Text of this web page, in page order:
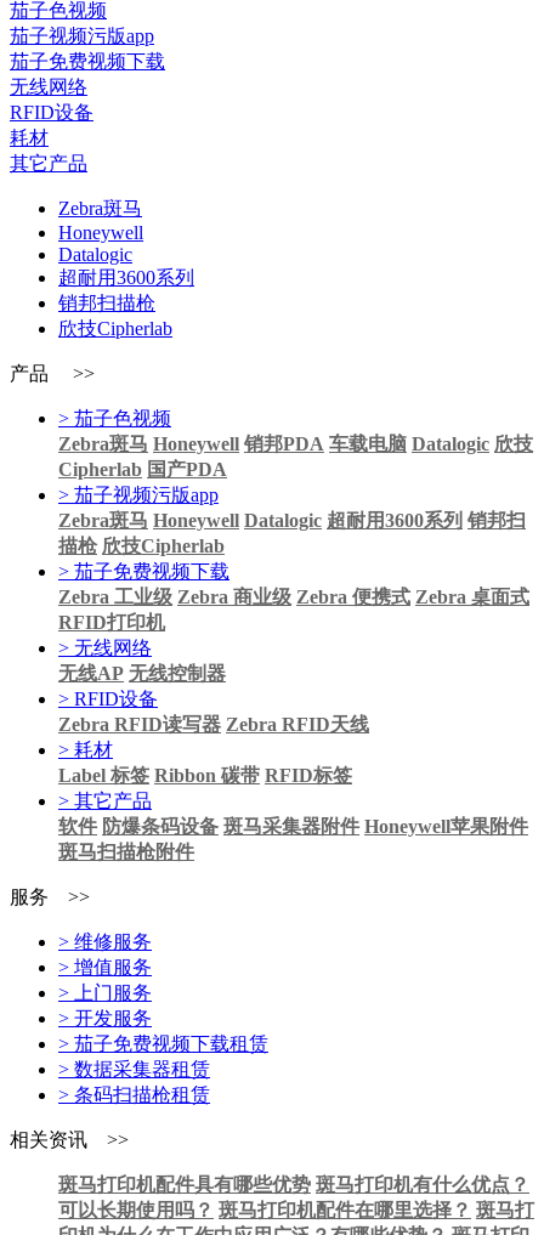
茄子色视频
茄子视频污版app
茄子免费视频下载
无线网络
RFID设备
耗材
其它产品
Zebra斑马
Honeywell
Datalogic
超耐用3600系列
销邦扫描枪
欣技Cipherlab
产品 >>
> 茄子色视频
Zebra斑马 Honeywell 销邦PDA 车载电脑 Datalogic 欣技
Cipherlab 国产PDA
> 茄子视频污版app
Zebra斑马 Honeywell Datalogic 超耐用3600系列 销邦扫
描枪 欣技Cipherlab
> 茄子免费视频下载
Zebra 工业级 Zebra 商业级 Zebra 便携式 Zebra 桌面式
RFID打印机
> 无线网络
无线AP 无线控制器
> RFID设备
Zebra RFID读写器 Zebra RFID天线
> 耗材
Label 标签 Ribbon 碳带 RFID标签
> 其它产品
软件 防爆条码设备 斑马采集器附件 Honeywell苹果附件
斑马扫描枪附件
服务 >>
> 维修服务
> 增值服务
> 上门服务
> 开发服务
> 茄子免费视频下载租赁
> 数据采集器租赁
> 条码扫描枪租赁
相关资讯 >>
斑马打印机配件具有哪些优势 斑马打印机有什么优点？
可以长期使用吗？ 斑马打印机配件在哪里选择？ 斑马打